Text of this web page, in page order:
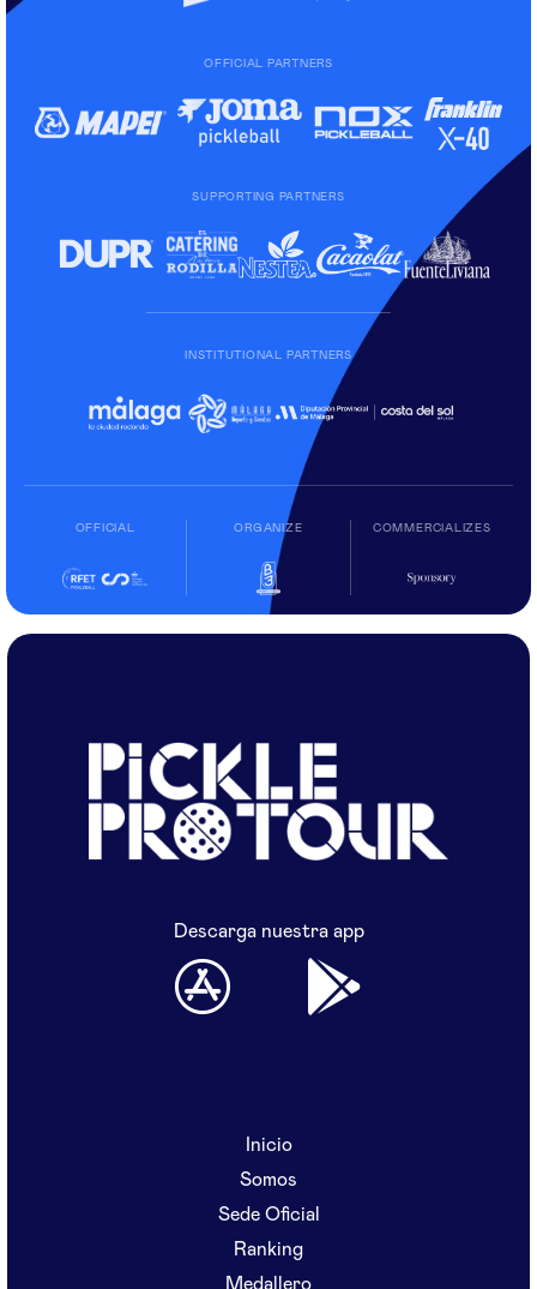
OFFICIAL PARTNERS
SUPPORTING PARTNERS
INSTITUTIONAL PARTNERS
OFFICIAL ORGANIZE COMMERCIALIZES
Descarga nuestra app
Inicio
Somos
Sede Oficial
Ranking